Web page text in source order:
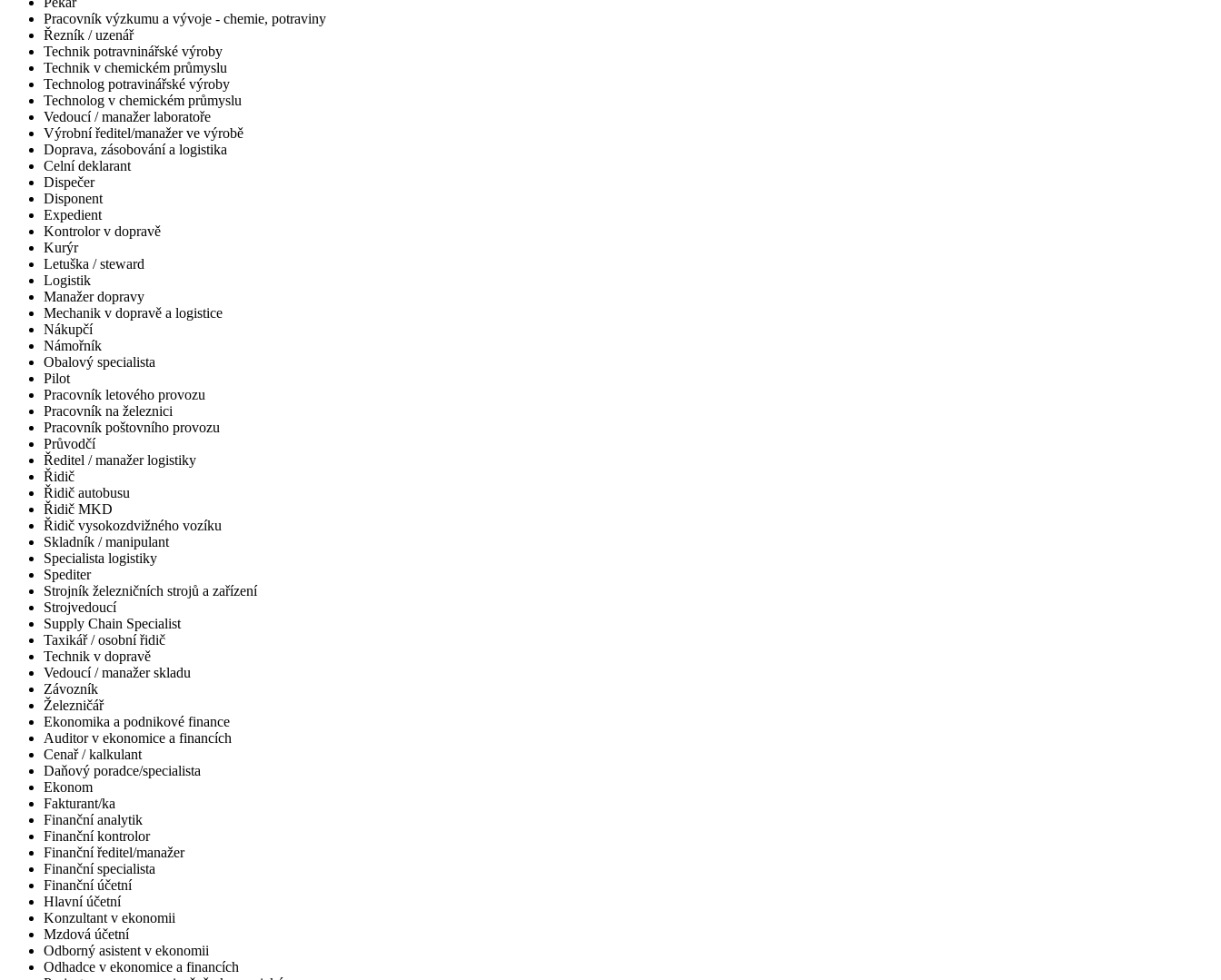
Pracovník výzkumu a vývoje - chemie, potraviny
Řezník / uzenář
Technik potravninářské výroby
Technik v chemickém průmyslu
Technolog potravinářské výroby
Technolog v chemickém průmyslu
Vedoucí / manažer laboratoře
Výrobní ředitel/manažer ve výrobě
Doprava, zásobování a logistika
Celní deklarant
Dispečer
Disponent
Expedient
Kontrolor v dopravě
Kurýr
Letuška / steward
Logistik
Manažer dopravy
Mechanik v dopravě a logistice
Nákupčí
Námořník
Obalový specialista
Pilot
Pracovník letového provozu
Pracovník na železnici
Pracovník poštovního provozu
Průvodčí
Ředitel / manažer logistiky
Řidič
Řidič autobusu
Řidič MKD
Řidič vysokozdvižného vozíku
Skladník / manipulant
Specialista logistiky
Spediter
Strojník železničních strojů a zařízení
Strojvedoucí
Supply Chain Specialist
Taxikář / osobní řidič
Technik v dopravě
Vedoucí / manažer skladu
Závozník
Železničář
Ekonomika a podnikové finance
Auditor v ekonomice a financích
Cenař / kalkulant
Daňový poradce/specialista
Ekonom
Fakturant/ka
Finanční analytik
Finanční kontrolor
Finanční ředitel/manažer
Finanční specialista
Finanční účetní
Hlavní účetní
Konzultant v ekonomii
Mzdová účetní
Odborný asistent v ekonomii
Odhadce v ekonomice a financích